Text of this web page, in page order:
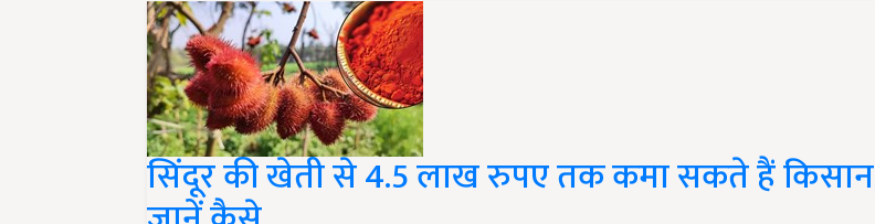
सिंदूर की खेती से 4.5 लाख रुपए तक कमा सकते हैं किसान,
जानें कैसे